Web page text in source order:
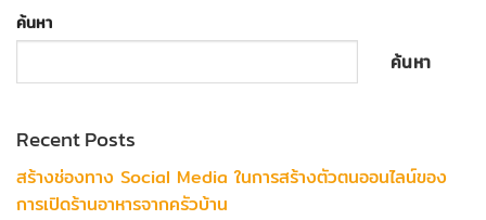
ค้นหา
ค้นหา
Recent Posts
สร้างช่องทาง Social Media ในการสร้างตัวตนออนไลน์ของ
การเปิดร้านอาหารจากครัวบ้าน